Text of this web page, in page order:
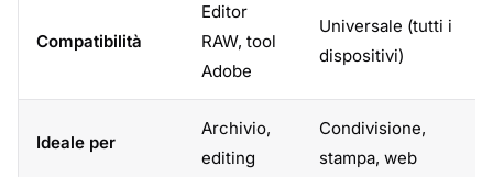
Compatibilità
Editor
RAW, tool
Adobe
Universale (tutti i
dispositivi)
Ideale per
Archivio,
editing
Condivisione,
stampa, web